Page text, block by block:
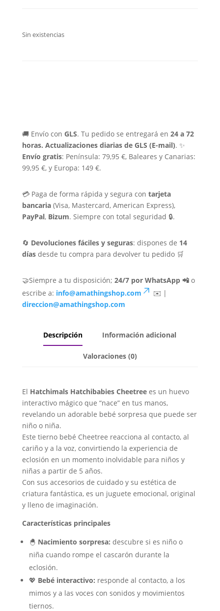
Sin existencias
🚚 Envío con GLS. Tu pedido se entregará en 24 a 72
horas. Actualizaciones diarias de GLS (E-mail). ✨
Envío gratis: Península: 79,95 €, Baleares y Canarias:
99,95 €, y Europa: 149 €.
💳 Paga de forma rápida y segura con tarjeta
bancaria(Visa, Mastercard, American Express),
PayPal, Bizum. Siempre con total seguridad 🔒.
🔄 Devoluciones fáciles y seguras: dispones de 14
díasdesde tu compra para devolver tu pedido 🛒
🤝Siempre a tu disposición; 24/7 por WhatsApp 📲o
escribe a: info@amathingshop.com
✉️ |
direccion@amathingshop.com
Descripción Información adicional
Valoraciones (0)
El Hatchimals Hatchibabies Cheetreees un huevo
interactivo mágico que “nace” en tus manos,
revelando un adorable bebé sorpresa que puede ser
niño o niña.
Este tierno bebé Cheetree reacciona al contacto, al
cariño y a la voz, convirtiendo la experiencia de
eclosión en un momento inolvidable para niños y
niñas a partir de 5 años.
Con sus accesorios de cuidado y su estética de
criatura fantástica, es un juguete emocional, original
y lleno de imaginación.
Características principales
🐣 Nacimiento sorpresa: descubre si es niño o
niña cuando rompe el cascarón durante la
eclosión.
💖 Bebé interactivo: responde al contacto, a los
mimos y a las voces con sonidos y movimientos
tiernos.